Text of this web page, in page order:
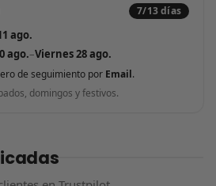
7/13 días
ago.
ago.–Viernes 28 ago.
de seguimiento por Email.
domingos y festivos.